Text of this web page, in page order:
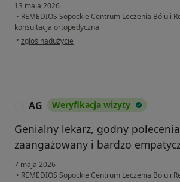
13 maja 2026
• REMEDIOS Sopockie Centrum Leczenia Bólu i
konsultacja ortopedyczna
• w opinii użytkownika Pacjent
zgłoś nadużycie
AG Weryfikacja wizyty
Genialny lekarz, godny
zaangażowany i bardzo
7 maja 2026
• REMEDIOS Sopockie Centrum Leczenia Bólu i